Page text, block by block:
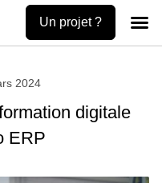
Un projet ?
2024
digitale
ERP